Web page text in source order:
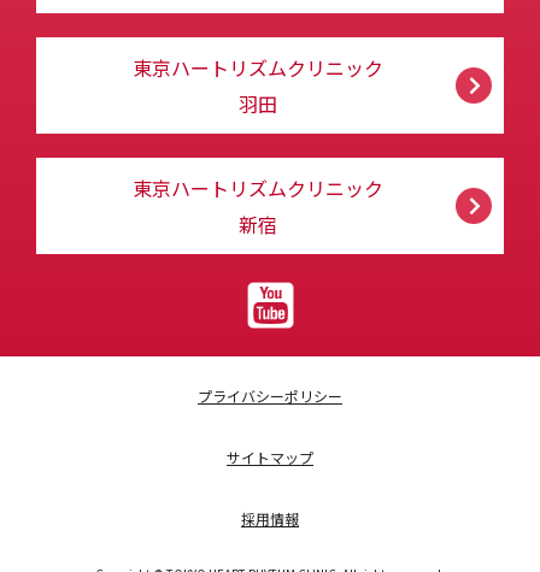
東京ハートリズムクリニック
羽田
東京ハートリズムクリニック
新宿
プライバシーポリシー
サイトマップ
採用情報